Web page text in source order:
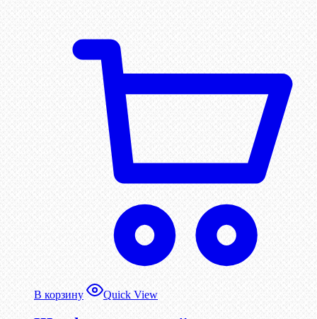
В корзину Quick View